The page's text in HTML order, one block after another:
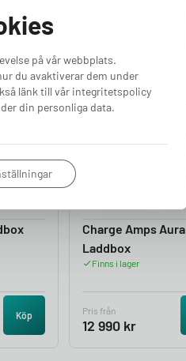
rätt! Till Smart EQ
om du vill ha
för dig. Vi
Köp
Charge Amps Aura
Laddbox
Finns i lager
Pris från
12 990 kr
på vår webbplats.
du avaktiverar dem under
länk till vår integritetspolicy
din personliga data.